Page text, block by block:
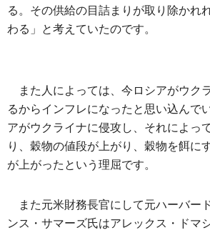
る。その供給の目詰まりが取り除かれ
わる」と考えていたのです。
また人によっては、今ロシアがウク
るからインフレになったと思い込んで
アがウクライナに侵攻し、それによっ
り、穀物の値段が上がり、穀物を餌に
が上がったという理屈です。
また元米財務長官にして元ハーバー
ンス・サマーズ氏はアレックス・ドマ